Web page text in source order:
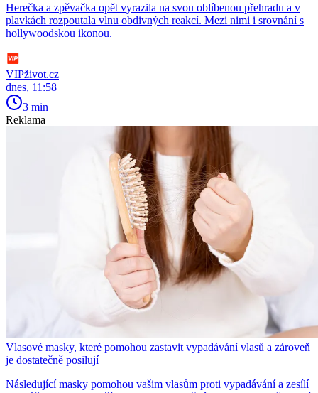
Herečka a zpěvačka opět vyrazila na svou oblíbenou přehradu a v
plavkách rozpoutala vlnu obdivných reakcí. Mezi nimi i srovnání s
hollywoodskou ikonou.
VIPživot.cz
dnes, 11:58
3 min
Reklama
Vlasové masky, které pomohou zastavit vypadávání vlasů a zároveň
je dostatečně posilují
Následující masky pomohou vašim vlasům proti vypadávání a zesílí